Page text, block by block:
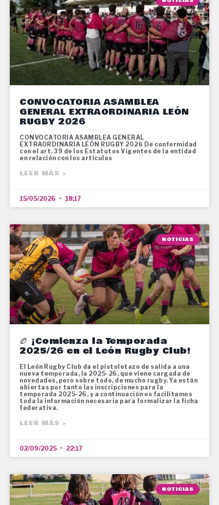
CONVOCATORIA ASAMBLEA
GENERAL EXTRAORDINARIA LEÓN
RUGBY 2026
CONVOCATORIA ASAMBLEA GENERAL
EXTRAORDINARIA LEÓN RUGBY 2026 De conformidad
con el art. 39 de los Estatutos Vigentes de la entidad
en relación con los artículos
LEER MÁS >
15/05/2026 18:17
NOTICIAS
🏉 ¡Comienza la Temporada
2025/26 en el León Rugby Club!
El León Rugby Club da el pistoletazo de salida a una
nueva temporada, la 2025-26, que viene cargada de
novedades, pero sobre todo, de mucho rugby. Ya están
abiertas por tanto las inscripciones para la
temporada 2025-26, y a continuación os facilitamos
toda la información necesaria para formalizar la ficha
federativa.
LEER MÁS >
02/09/2025 22:17
NOTICIAS